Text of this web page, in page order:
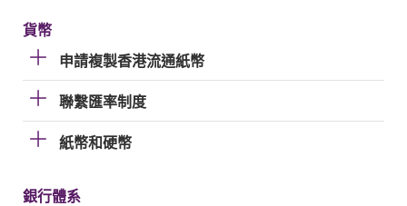
貨幣
申請複製香港流通紙幣
聯繫匯率制度
紙幣和硬幣
銀行體系